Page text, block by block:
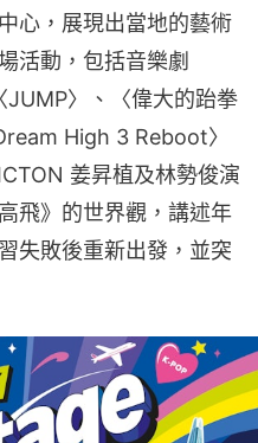
心，展現出當地的藝術
活動，包括音樂劇
JUMP〉、〈偉大的跆拳
High 3 Reboot〉
姜昇植及林勢俊演
飛》的世界觀，講述年
失敗後重新出發，並突